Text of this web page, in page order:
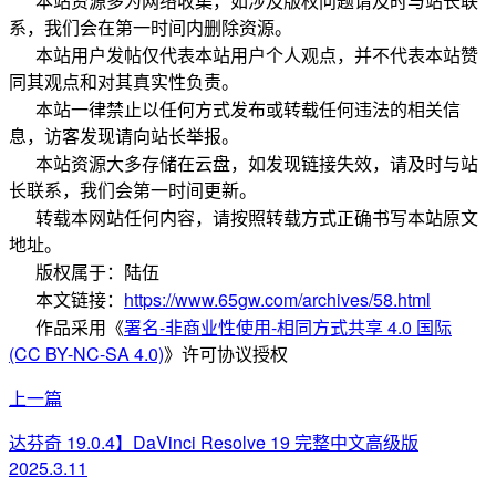
系，我们会在第一时间内删除资源。
本站用户发帖仅代表本站用户个人观点，并不代表本站赞
同其观点和对其真实性负责。
本站一律禁止以任何方式发布或转载任何违法的相关信
息，访客发现请向站长举报。
本站资源大多存储在云盘，如发现链接失效，请及时与站
长联系，我们会第一时间更新。
转载本网站任何内容，请按照转载方式正确书写本站原文
地址。
版权属于： 陆伍
本文链接： https://www.65gw.com/archives/58.html
作品采用 《署名-非商业性使用-相同方式共享 4.0 国际
(CC BY-NC-SA 4.0)》许可协议授权
上一篇
达芬奇 19.0.4】DaVinci Resolve 19 完整中文高级版
2025.3.11